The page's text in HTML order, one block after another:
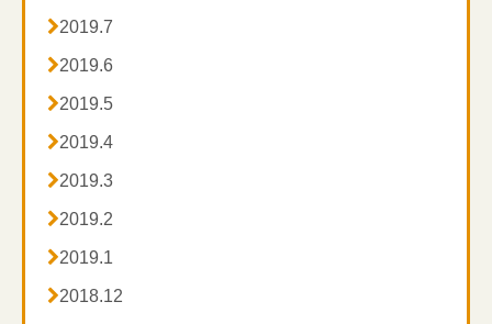
2019.7
2019.6
2019.5
2019.4
2019.3
2019.2
2019.1
2018.12